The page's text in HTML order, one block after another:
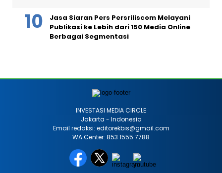
Jasa Siaran Pers Persriliscom Melayani
Publikasi ke Lebih dari 150 Media Online
Berbagai Segmentasi
INVESTASI MEDIA CIRCLE
Jakarta - Indonesia
Email redaksi: editorekbis@gmail.com
WA Center: 853 1555 7788